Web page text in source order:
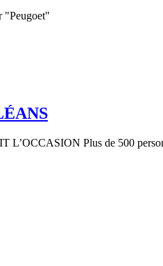
"Peugoet"
Plus de 500